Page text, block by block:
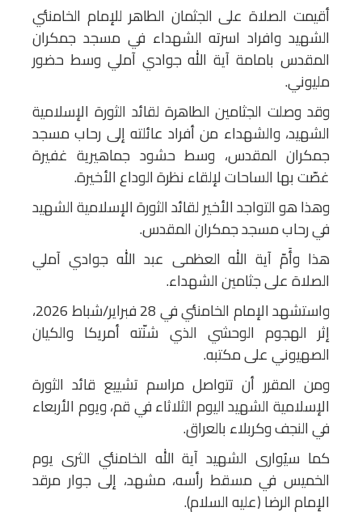
أقيمت الصلاة على الجثمان الطاهر للإمام الخامنئي
الشهيد وافراد اسرته الشهداء في مسجد جمكران
المقدس بامامة آية الله جوادي آملي وسط حضور
مليوني.
وقد وصلت الجثامين الطاهرة لقائد الثورة الإسلامية
الشهيد، والشهداء من أفراد عائلته إلى رحاب مسجد
جمكران المقدس، وسط حشود جماهيرية غفيرة
غصّت بها الساحات لإلقاء نظرة الوداع الأخيرة.
وهذا هو التواجد الأخير لقائد الثورة الإسلامية الشهيد
في رحاب مسجد جمكران المقدس.
هذا وأَمّ آية الله العظمى عبد الله جوادي آملي
الصلاة على جثامين الشهداء.
واستشهد الإمام الخامنئي في 28 فبراير/شباط 2026،
إثر الهجوم الوحشي الذي شنّته أمريكا والكيان
الصهيوني على مكتبه.
ومن المقرر أن تتواصل مراسم تشييع قائد الثورة
الإسلامية الشهيد اليوم الثلاثاء في قم، ويوم الأربعاء
في النجف وكربلاء بالعراق.
كما سيُوارى الشهيد آية الله الخامنئي الثرى يوم
الخميس في مسقط رأسه، مشهد، إلى جوار مرقد
الإمام الرضا (عليه السلام).